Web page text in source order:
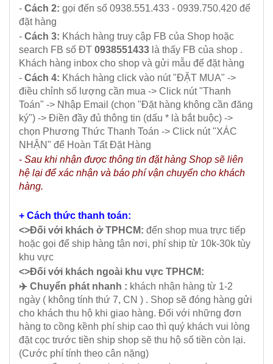
- Cách 2: gọi đến số 0938.551.433 - 0939.750.420 để
đặt hàng
- Cách 3: Khách hàng truy cập FB của Shop hoặc
search FB số ĐT 0938551433 là thấy FB của shop .
Khách hàng inbox cho shop và gửi mẫu để đặt hàng
- Cách 4: Khách hàng click vào nút "ĐẶT MUA" ->
điều chỉnh số lượng cần mua -> Click nút "Thanh
Toán" -> Nhập Email (chọn "Đặt hàng không cần đăng
ký") -> Điền đầy đủ thông tin (dấu * là bắt buộc) ->
chọn Phương Thức Thanh Toán -> Click nút "XÁC
NHẬN" để Hoàn Tất Đặt Hàng
- Sau khi nhận được thông tin đặt hàng Shop sẽ liên
hệ lại để xác nhận và báo phí vận chuyển cho khách
hàng.
+ Cách thức thanh toán:
<>Đối với khách ở TPHCM: đến shop mua trực tiếp
hoặc gọi để ship hàng tận nơi, phí ship từ 10k-30k tùy
khu vực
<>Đối với khách ngoài khu vực TPHCM:
✈️ Chuyển phát nhanh : khách nhận hàng từ 1-2
ngày ( không tính thứ 7, CN ) . Shop sẽ đóng hàng gửi
cho khách thu hộ khi giao hàng. Đối với những đơn
hàng to cồng kềnh phí ship cao thì quý khách vui lòng
đặt cọc trước tiền ship shop sẽ thu hộ số tiền còn lại.
(Cước phí tính theo cân nặng)